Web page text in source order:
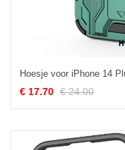
€ 17.70 € 24.00